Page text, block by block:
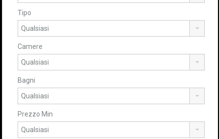
Tipo
Camere
Bagni
Prezzo Min